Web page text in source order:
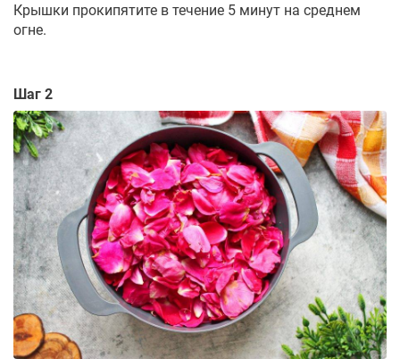
Крышки прокипятите в течение 5 минут на среднем
огне.
Шаг 2